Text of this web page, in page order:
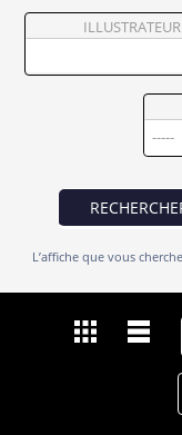
Vendre
ILLUSTRATEUR
L’affiche que vous